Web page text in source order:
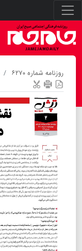
روزنامه شماره ۶۲۷۰